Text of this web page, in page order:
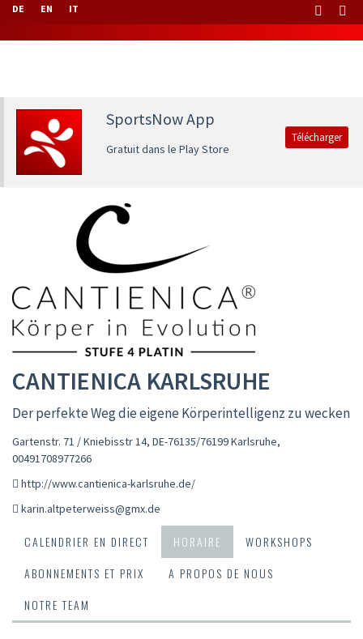
DE EN IT
SportsNow App
Gratuit dans le Play Store
Télécharger
CANTIENICA KARLSRUHE
Der perfekte Weg die eigene Körperintelligenz zu wecken
Gartenstr. 71 / Kniebisstr 14, DE-76135/76199 Karlsruhe,
00491708977266
http://www.cantienica-karlsruhe.de/
karin.altpeterweiss@gmx.de
CALENDRIER EN DIRECT HORAIRE
WORKSHOPS
ABONNEMENTS ET PRIX
A PROPOS DE NOUS
NOTRE TEAM